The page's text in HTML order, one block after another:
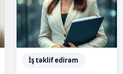
İş təklif edirəm